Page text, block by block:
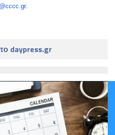
.
daypress.gr